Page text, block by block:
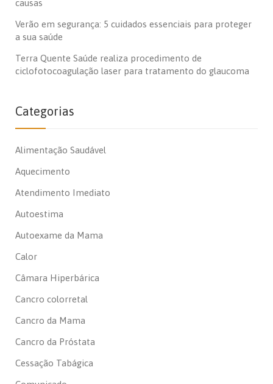
causas
Verão em segurança: 5 cuidados essenciais para proteger
a sua saúde
Terra Quente Saúde realiza procedimento de
ciclofotocoagulação laser para tratamento do glaucoma
Categorias
Alimentação Saudável
Aquecimento
Atendimento Imediato
Autoestima
Autoexame da Mama
Calor
Câmara Hiperbárica
Cancro colorretal
Cancro da Mama
Cancro da Próstata
Cessação Tabágica